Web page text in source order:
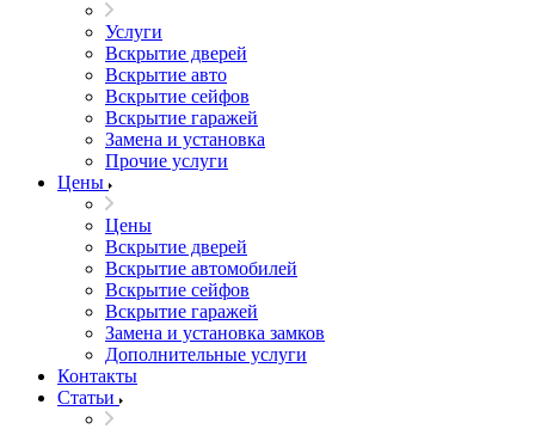
Услуги
Вскрытие дверей
Вскрытие авто
Вскрытие сейфов
Вскрытие гаражей
Замена и установка
Прочие услуги
Цены
Цены
Вскрытие дверей
Вскрытие автомобилей
Вскрытие сейфов
Вскрытие гаражей
Замена и установка замков
Дополнительные услуги
Контакты
Статьи